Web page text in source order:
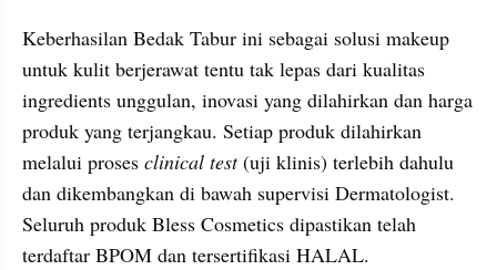
Keberhasilan Bedak Tabur ini sebagai solusi makeup
untuk kulit berjerawat tentu tak lepas dari kualitas
ingredients unggulan, inovasi yang dilahirkan dan harga
produk yang terjangkau. Setiap produk dilahirkan
melalui proses clinical test (uji klinis) terlebih dahulu
dan dikembangkan di bawah supervisi Dermatologist.
Seluruh produk Bless Cosmetics dipastikan telah
terdaftar BPOM dan tersertifikasi HALAL.